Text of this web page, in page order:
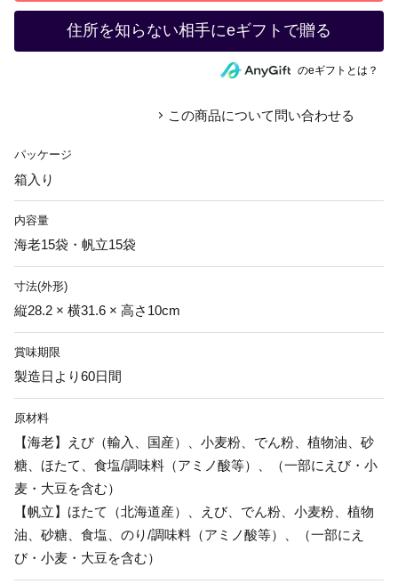
住所を知らない相手にeギフトで贈る
のeギフトとは？
この商品について問い合わせる
パッケージ
箱入り
内容量
海老15袋・帆立15袋
寸法(外形)
縦28.2 × 横31.6 × 高さ10cm
賞味期限
製造日より60日間
原材料
【海老】えび（輸入、国産）、小麦粉、でん粉、植物油、砂
糖、ほたて、食塩/調味料（アミノ酸等）、（一部にえび・小
麦・大豆を含む）
【帆立】ほたて（北海道産）、えび、でん粉、小麦粉、植物
油、砂糖、食塩、のり/調味料（アミノ酸等）、（一部にえ
び・小麦・大豆を含む）